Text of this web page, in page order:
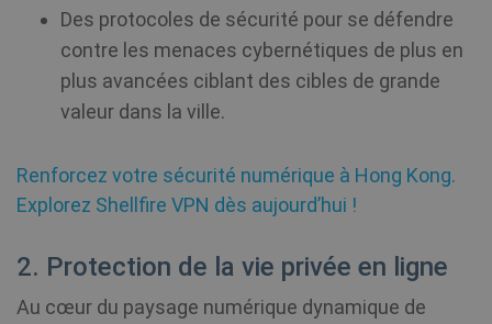
Des protocoles de sécurité pour se défendre
contre les menaces cybernétiques de plus en
plus avancées ciblant des cibles de grande
valeur dans la ville.
Renforcez votre sécurité numérique à Hong Kong.
Explorez Shellfire VPN dès aujourd’hui !
2. Protection de la vie privée en ligne
Au cœur du paysage numérique dynamique de